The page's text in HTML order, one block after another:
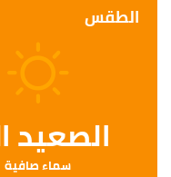
الطقس
الصعيد
سماء صافية